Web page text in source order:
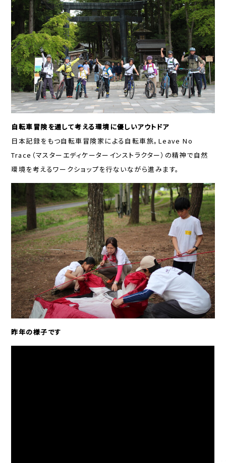
自転車冒険を通して考える環境に優しいアウトドア
日本記録をもつ自転車冒険家による自転車旅。Leave No
Trace（マスターエディケーターインストラクター）の精神で自然
環境を考えるワークショップを行ないながら進みます。
昨年の様子です